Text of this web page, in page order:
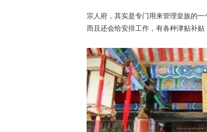
宗人府，其实是专门用来管理皇族的
而且还会给安排工作，有各种津贴补贴